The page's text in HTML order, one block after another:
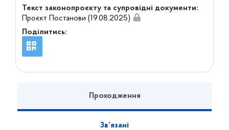
Текст законопроєкту та супровідні документи:
Проєкт Постанови (19.08.2025)
Поділитись:
Проходження
Зв’язані